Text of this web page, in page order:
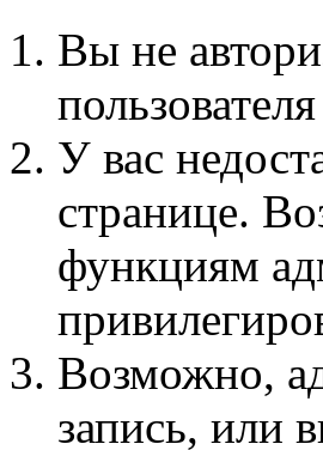
Вы не
У вас
странице.
функциям
Возможно,
запись, или